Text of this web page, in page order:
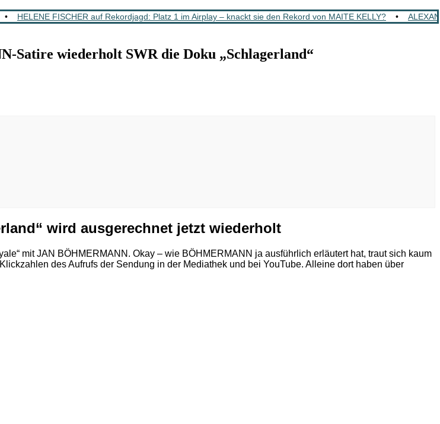
• HELENE FISCHER auf Rekordjagd: Platz 1 im Airplay – knackt sie den Rekord von MAITE KELLY? •
wiederholt SWR die Doku „Schlagerland“
wird ausgerechnet jetzt wiederholt
mit JAN BÖHMERMANN. Okay – wie BÖHMERMANN ja ausführlich erläutert hat, traut sich kaum
des Aufrufs der Sendung in der Mediathek und bei YouTube. Alleine dort haben über